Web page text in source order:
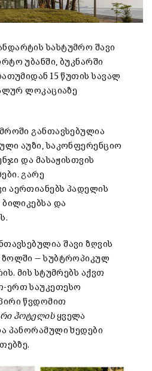
სასტუმრო შავი
უბანში, ბუკნარში
15 წუთის სავალ
ლოკაციაზე
განთავსებულია
აუზი, საკონფერენციო
და მასაჟისთვის
გარე
აერთიანებს პადელის
და
შავი ზღვის
ზოლში — სუბტროპიკულ
მის სტუმრებს აქვთ
ერთ საუკეთესო
წვდომით
ჰოტელისყველა
პანორამული ხედები